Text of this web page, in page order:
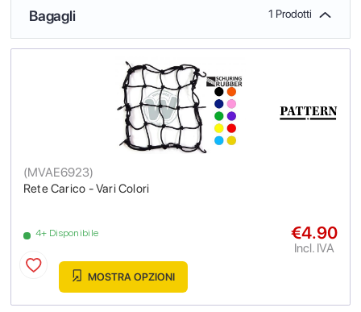
Bagagli 1 Prodotti
Rete Carico - Vari Colori
(MVAE6923)
4+ Disponibile €4.90
Incl. IVA
MOSTRA OPZIONI